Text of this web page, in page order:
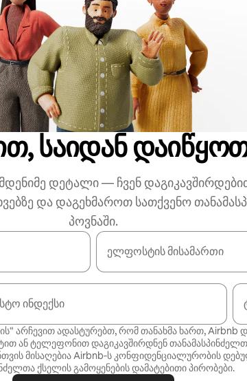
საიდან
დეტალი — ჩვენ
და დაგეხმაროთ სათქვენო
პოვნაში.
ელფოსტის მისამართი
ინდექსი
არჩევით ადასტურებთ, რომ თანახმა ხართ, Airbnb
ან ტელეფონით დაგიკავშირდნენ
მისაღებია Airbnb‑სკონფიდენციალურობის
ქსელის გამოყენების დამატებითი პირობები.